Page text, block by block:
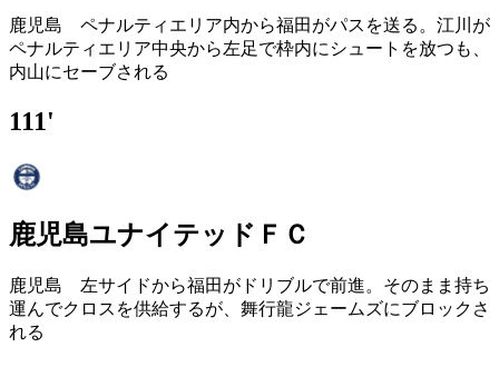
鹿児島 ペナルティエリア内から福田がパスを送る。江川が
ペナルティエリア中央から左足で枠内にシュートを放つも、
内山にセーブされる
111'
鹿児島ユナイテッドＦＣ
鹿児島 左サイドから福田がドリブルで前進。そのまま持ち
運んでクロスを供給するが、舞行龍ジェームズにブロックさ
れる